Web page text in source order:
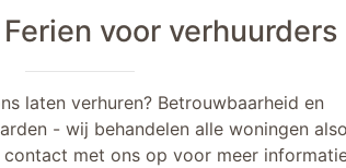
voor verhuurders
laten verhuren? Betrouwbaarheid en
- wij behandelen alle woningen
met ons op voor meer